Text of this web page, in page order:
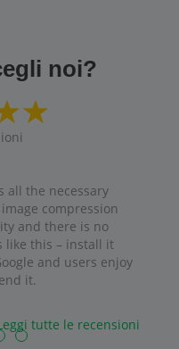
noi?
all the necessary
compression
and there is no
like this – install it
and users enjoy
it.
tutte le recensioni